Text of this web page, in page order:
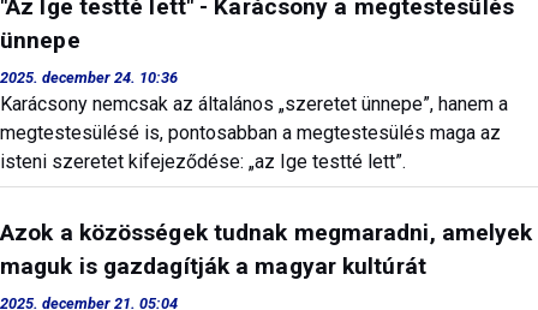
"Az Ige testté lett" - Karácsony a megtestesülés
ünnepe
2025. december 24. 10:36
Karácsony nemcsak az általános „szeretet ünnepe”, hanem a
megtestesülésé is, pontosabban a megtestesülés maga az
isteni szeretet kifejeződése: „az Ige testté lett”.
Azok a közösségek tudnak megmaradni, amelyek
maguk is gazdagítják a magyar kultúrát
2025. december 21. 05:04